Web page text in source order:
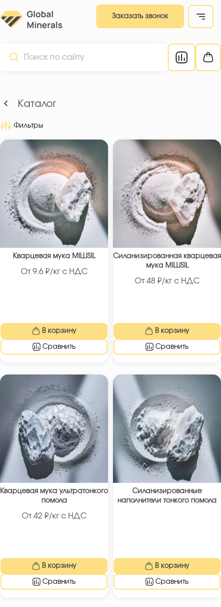
Заказать звонок
Каталог
Фильтры
Кварцевая мука MILLISIL
От 9.6 ₽/кг с НДС
В корзину
Сравнить
Силанизированная кварцевая
мука MILLISIL
От 48 ₽/кг с НДС
В корзину
Сравнить
Кварцевая мука ультратонкого
помола
От 42 ₽/кг с НДС
В корзину
Сравнить
Силанизированные
наполнители тонкого помола
В корзину
Сравнить